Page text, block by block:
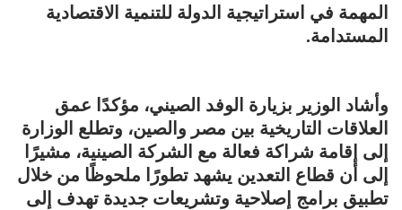
المهمة في استراتيجية الدولة للتنمية الاقتصادية
المستدامة.
وأشاد الوزير بزيارة الوفد الصيني، مؤكدًا عمق
العلاقات التاريخية بين مصر والصين، وتطلع الوزارة
إلى إقامة شراكة فعالة مع الشركة الصينية، مشيرًا
إلى أن قطاع التعدين يشهد تطورًا ملحوظًا من خلال
تطبيق برامج إصلاحية وتشريعات جديدة تهدف إلى